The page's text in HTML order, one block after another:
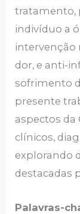
tratamento,
indivíduo a
intervenção
dor, e anti-
sofrimento
presente
aspectos da
clínicos,
explorando
destacadas
Palavras-